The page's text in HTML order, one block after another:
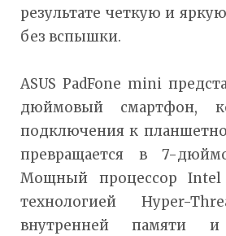
результате четкую и
без вспышки.
ASUS PadFone mini
дюймовый смартфон,
подключения к
превращается в 7-
Мощный процессор
технологией Hyper-
внутренней